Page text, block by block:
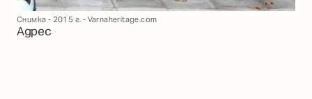
Снимка - 2015 г. - Varnaheritage.com
Адрес